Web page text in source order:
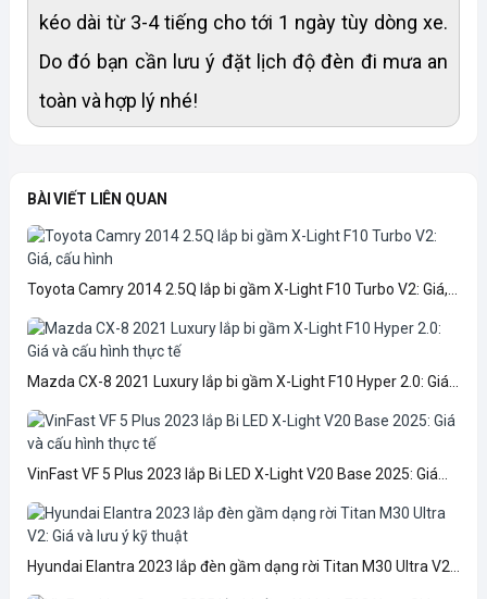
kéo dài từ 3-4 tiếng cho tới 1 ngày tùy dòng xe.
Do đó bạn cần lưu ý đặt lịch độ đèn đi mưa an
toàn và hợp lý nhé!
BÀI VIẾT LIÊN QUAN
Toyota Camry 2014 2.5Q lắp bi gầm X-Light F10 Turbo V2: Giá,...
Mazda CX-8 2021 Luxury lắp bi gầm X-Light F10 Hyper 2.0: Giá...
VinFast VF 5 Plus 2023 lắp Bi LED X-Light V20 Base 2025: Giá...
Hyundai Elantra 2023 lắp đèn gầm dạng rời Titan M30 Ultra V2...